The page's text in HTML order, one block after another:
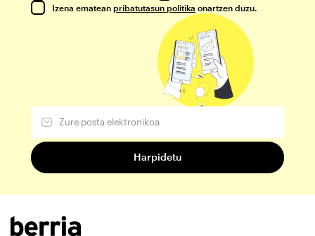
Izena ematean pribatutasun politika onartzen duzu.